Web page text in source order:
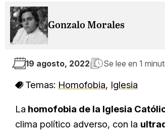
Gonzalo Morales
19 agosto, 2022 Se lee en 1
Temas: Homofobia, Iglesia
La homofobia de la Iglesia
clima político adverso, con la